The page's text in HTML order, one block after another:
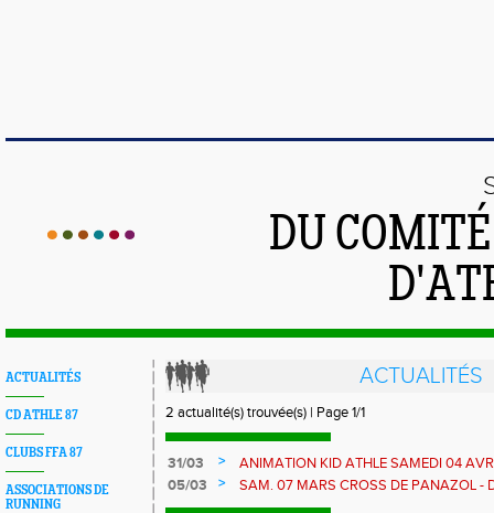
DU
ACTUALITÉS
CD ATHLE 87
CLUBS FFA 87
ASSOCIATIONS DE
RUNNING
ACTUALITÉS
2 actualité(s) trouvée(s) | Page 1/1
31/03 >
ANIMATION KID ATHLE SAMEDI 04
05/03
>
SAM. 07 MARS CROSS DE PANAZOL -